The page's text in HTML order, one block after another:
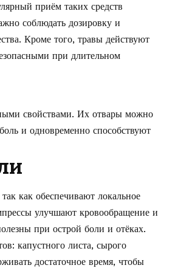
приём таких средств
соблюдать дозировку и
Кроме того, травы действуют
при длительном
свойствами. Их отвары можно
и одновременно способствуют
как обеспечивают локальное
улучшают кровообращение и
при острой боли и отёках.
капустного листа, сырого
достаточное время, чтобы